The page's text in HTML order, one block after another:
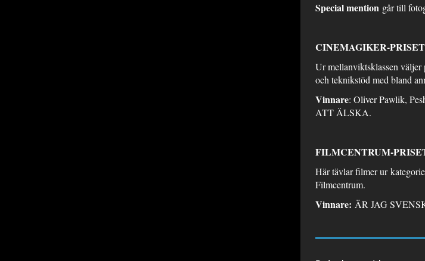
Special mention går till
CINEMAGIKER-
Ur mellanviktsklassen
och teknikstöd med bland
Vinnare: Oliver Pawlik,
ATT ÄLSKA.
FILMCENTRUM-
Här tävlar filmer ur
Filmcentrum.
Vinnare: ÄR JAG